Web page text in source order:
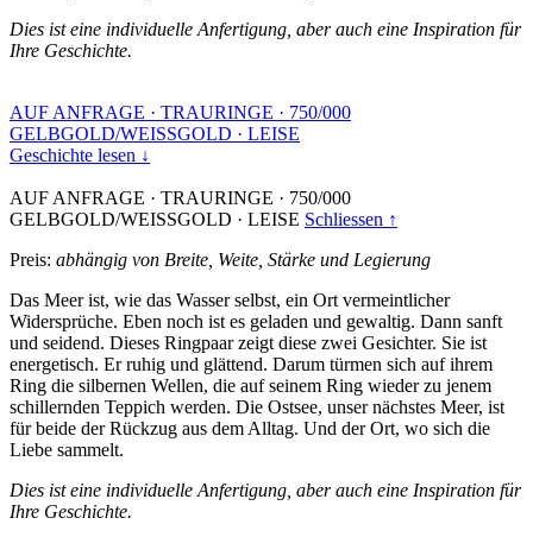
Dies ist eine individuelle Anfertigung, aber auch eine Inspiration für
Ihre Geschichte.
AUF ANFRAGE · TRAURINGE · 750/000
GELBGOLD/WEISSGOLD · LEISE
Geschichte lesen ↓
AUF ANFRAGE · TRAURINGE · 750/000
GELBGOLD/WEISSGOLD · LEISE Schliessen ↑
Preis: abhängig von Breite, Weite, Stärke und Legierung
Das Meer ist, wie das Wasser selbst, ein Ort vermeintlicher
Widersprüche. Eben noch ist es geladen und gewaltig. Dann sanft
und seidend. Dieses Ringpaar zeigt diese zwei Gesichter. Sie ist
energetisch. Er ruhig und glättend. Darum türmen sich auf ihrem
Ring die silbernen Wellen, die auf seinem Ring wieder zu jenem
schillernden Teppich werden. Die Ostsee, unser nächstes Meer, ist
für beide der Rückzug aus dem Alltag. Und der Ort, wo sich die
Liebe sammelt.
Dies ist eine individuelle Anfertigung, aber auch eine Inspiration für
Ihre Geschichte.